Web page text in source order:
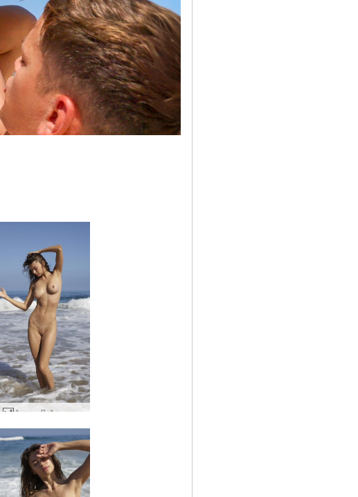
Анна Л Атлантическо изкуство #13